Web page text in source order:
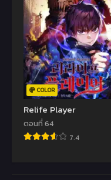
COLOR
Relife Player
ตอนที่ 64
7.4